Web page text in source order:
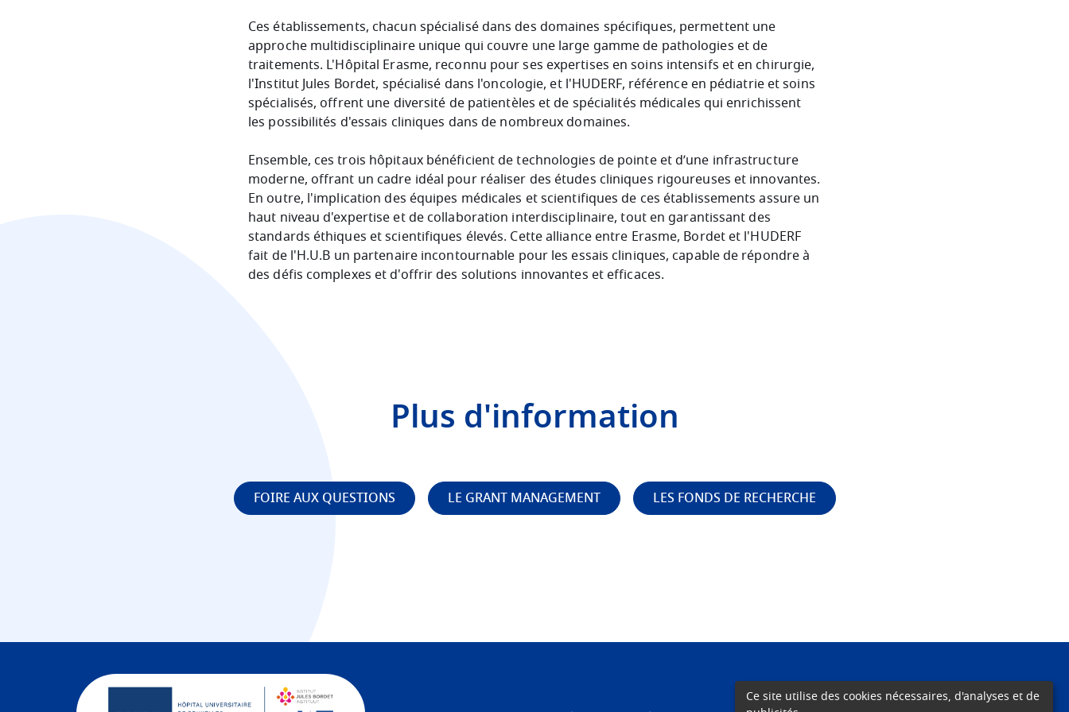
Ces établissements, chacun spécialisé dans des domaines spécifiques, permettent une
approche multidisciplinaire unique qui couvre une large gamme de pathologies et de
traitements. L'Hôpital Erasme, reconnu pour ses expertises en soins intensifs et en chirurgie,
l'Institut Jules Bordet, spécialisé dans l'oncologie, et l'HUDERF, référence en pédiatrie et soins
spécialisés, offrent une diversité de patientèles et de spécialités médicales qui enrichissent
les possibilités d'essais cliniques dans de nombreux domaines.
Ensemble, ces trois hôpitaux bénéficient de technologies de pointe et d’une infrastructure
moderne, offrant un cadre idéal pour réaliser des études cliniques rigoureuses et innovantes.
En outre, l'implication des équipes médicales et scientifiques de ces établissements assure un
haut niveau d'expertise et de collaboration interdisciplinaire, tout en garantissant des
standards éthiques et scientifiques élevés. Cette alliance entre Erasme, Bordet et l'HUDERF
fait de l'H.U.B un partenaire incontournable pour les essais cliniques, capable de répondre à
des défis complexes et d'offrir des solutions innovantes et efficaces.
Plus d'information
FOIRE AUX QUESTIONS LE GRANT MANAGEMENT LES FONDS DE RECHERCHE
Ce site utilise des cookies nécessaires, d'analyses et de